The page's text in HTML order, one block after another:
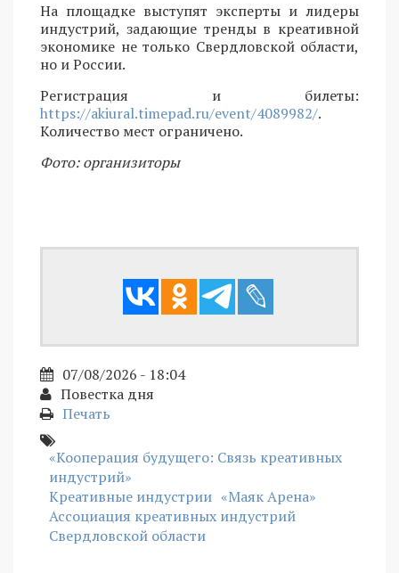
На площадке выступят эксперты и лидеры
индустрий, задающие тренды в креативной
экономике не только Свердловской области,
но и России.
Регистрация и билеты:
https://akiural.timepad.ru/event/4089982/.
Количество мест ограничено.
Фото: организиторы
07/08/2026 - 18:04
Повестка дня
Печать
«Кооперация будущего: Связь креативных
индустрий»
Креативные индустрии «Маяк Арена»
Ассоциация креативных индустрий
Свердловской области